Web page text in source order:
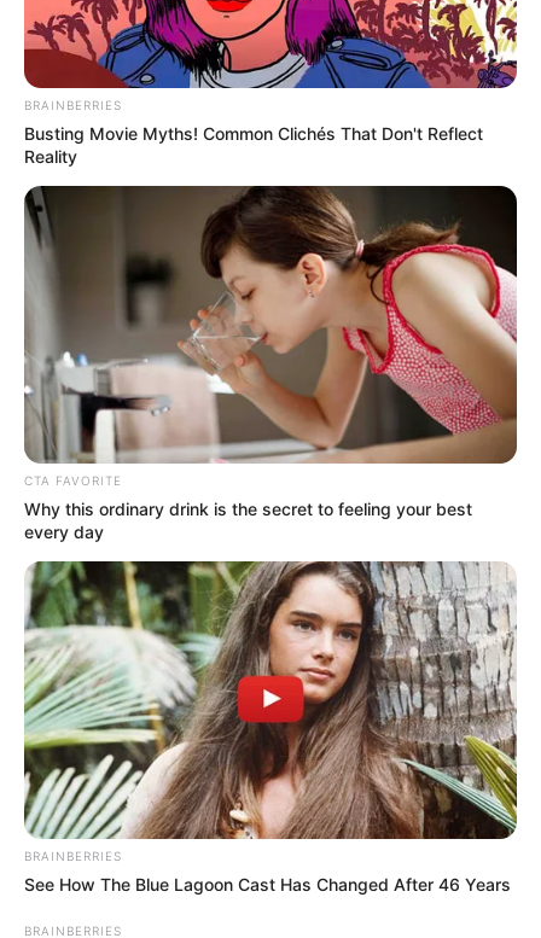
BRAINBERRIES
Busting Movie Myths! Common Clichés That Don't Reflect
Reality
CTA FAVORITE
Why this ordinary drink is the secret to feeling your best
every day
BRAINBERRIES
See How The Blue Lagoon Cast Has Changed After 46 Years
BRAINBERRIES